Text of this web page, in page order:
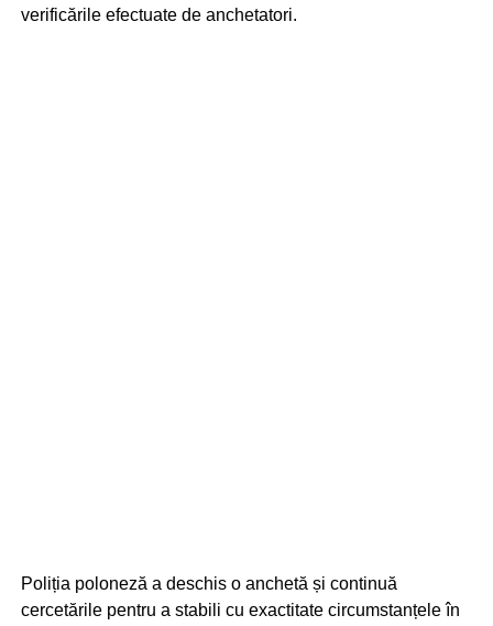
verificările efectuate de anchetatori.
Poliția poloneză a deschis o anchetă și continuă
cercetările pentru a stabili cu exactitate circumstanțele în